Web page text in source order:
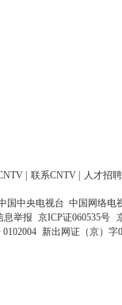
联系CNTV 人才招聘
国中央电视台 中国网络电
息举报 京ICP证060535号
新出网证（京）